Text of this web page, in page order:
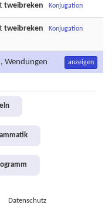
tweibreken Konjugation
tweibreken Konjugation
Wendungen anzeigen
Datenschutz